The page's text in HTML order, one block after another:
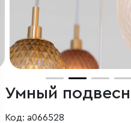
Код: a066528